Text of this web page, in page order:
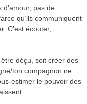
d’amour, pas de
qu’ils communiquent
C’est écouter,
déçu, soit créer des
ton compagnon ne
estimer le pouvoir des